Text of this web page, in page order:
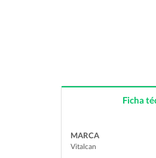
Ficha
MARCA
Vitalcan